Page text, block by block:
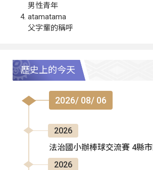
男性青年
atamatama
父字輩的稱呼
歷史上的今天
2026/ 08/ 06
2026
法治國小辦棒球交流賽 4縣
2026